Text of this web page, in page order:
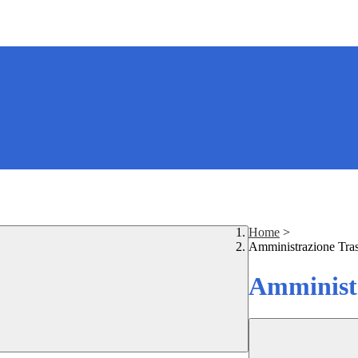
Home >
Amministrazione